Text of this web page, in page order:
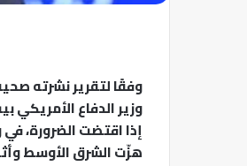
وفقًا لتقرير نشرته
وزير الدفاع
إذا اقتضت الضرورة،
هزّت الشرق الأوسط